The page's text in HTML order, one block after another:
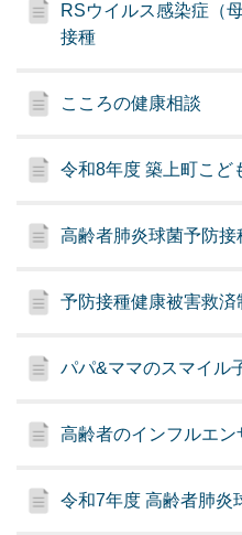
RSウイルス感染症（
接種
こころの健康相談
令和8年度 築上町こど
高齢者肺炎球菌予防接
予防接種健康被害救済
パパ&ママのスマイル
高齢者のインフルエン
令和7年度 高齢者肺炎